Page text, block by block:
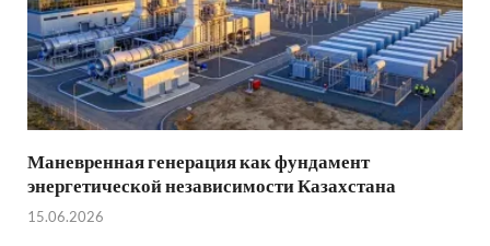
Маневренная генерация как фундамент
энергетической независимости Казахстана
15.06.2026